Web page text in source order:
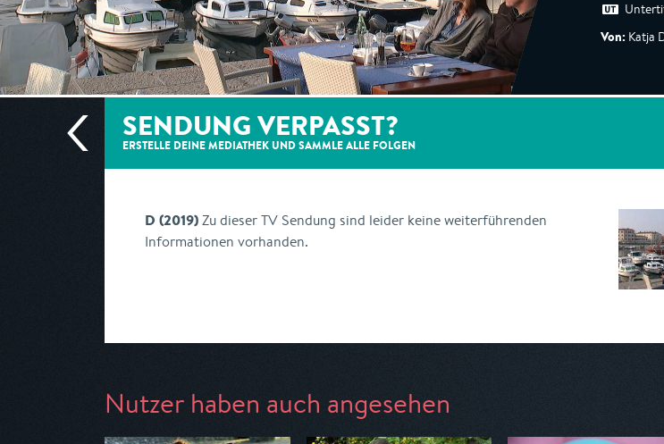
Von: Katja
SENDUNG VERPASST?
ERSTELLE DEINE MEDIATHEK UND SAMMLE ALLE FOLGEN
D (2019)Zu dieser TV Sendung sind leider keine weiterführenden
Informationen vorhanden.
Nutzer haben auch angesehen